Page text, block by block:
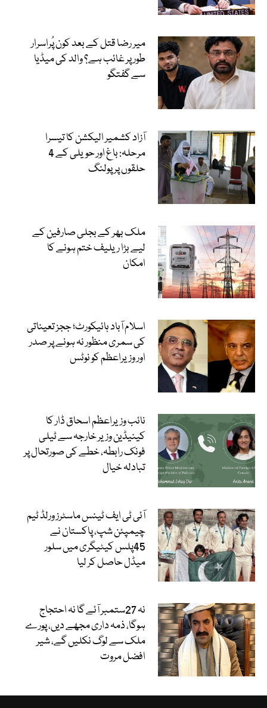
میر رضا قتل کے بعد کون پُراسرار
طور پر غائب ہے؟ والد کی میڈیا
سے گفتگو
آزاد کشمیر الیکشن کا تیسرا
مرحلہ: باغ اور حویلی کے 4
حلقوں پر پولنگ
ملک بھر کے بجلی صارفین کے
لیے بڑا ریلیف ختم ہونے کا
امکان
اسلام آباد ہائیکورٹ؛ ججز تعیناتی
کی سمری منظور نہ ہونے پر صدر
اور وزیراعظم کو نوٹس
نائب وزیراعظم اسحاق ڈار کا
کینیڈین وزیر خارجہ سے ٹیلی
فونک رابطہ، خطے کی صورتحال پر
تبادلہ خیال
آئی ٹی ایف ٹینس ماسٹرز ورلڈ ٹیم
چیمپئن شپ، پاکستان نے
45پلس کیٹیگری میں سلور
میڈل حاصل کر لیا
نہ 27ستمبر آئے گا نہ احتجاج
ہوگا، ذمہ داری مجھے دیں، پورے
ملک سے لوگ نکلیں گے، شیر
افضل مروت